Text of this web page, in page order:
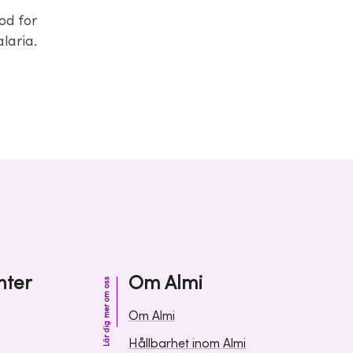
for
Om Almi
Lär dig mer om oss
Om Almi
Hållbarhet inom Almi